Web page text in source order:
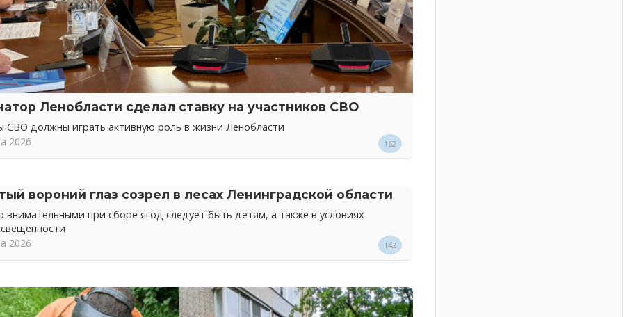
Ленобласти сделал ставку на участников СВО
СВО должны играть активную роль в жизни Ленобласти
2026
162
вороний глаз созрел в лесах Ленинградской области
внимательными при сборе ягод следует быть детям, а также в условиях
2026
142